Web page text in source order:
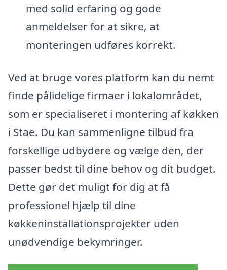
med solid erfaring og gode
anmeldelser for at sikre, at
monteringen udføres korrekt.
Ved at bruge vores platform kan du nemt
finde pålidelige firmaer i lokalområdet,
som er specialiseret i montering af køkken
i Stae. Du kan sammenligne tilbud fra
forskellige udbydere og vælge den, der
passer bedst til dine behov og dit budget.
Dette gør det muligt for dig at få
professionel hjælp til dine
køkkeninstallationsprojekter uden
unødvendige bekymringer.